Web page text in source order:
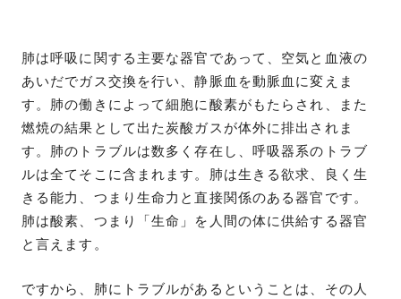
肺は呼吸に関する主要な器官であって、空気と血液の
あいだでガス交換を行い、静脈血を動脈血に変えま
す。肺の働きによって細胞に酸素がもたらされ、また
燃焼の結果として出た炭酸ガスが体外に排出されま
す。肺のトラブルは数多く存在し、呼吸器系のトラブ
ルは全てそこに含まれます。肺は生きる欲求、良く生
きる能力、つまり生命力と直接関係のある器官です。
肺は酸素、つまり「生命」を人間の体に供給する器官
と言えます。
ですから、肺にトラブルがあるということは、その人